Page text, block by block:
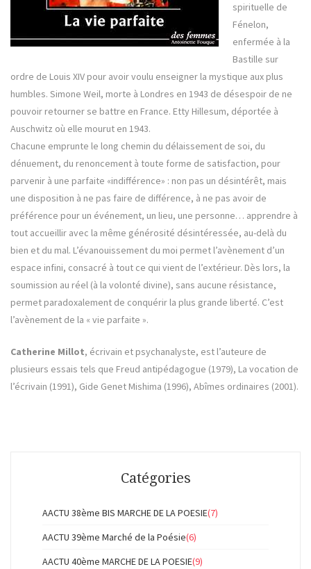
spirituelle de
Fénelon,
enfermée à la
Bastille sur
ordre de Louis XIV pour avoir voulu enseigner la mystique aux plus
humbles. Simone Weil, morte à Londres en 1943 de désespoir de ne
pouvoir retourner se battre en France. Etty Hillesum, déportée à
Auschwitz où elle mourut en 1943.
Chacune emprunte le long chemin du délaissement de soi, du
dénuement, du renoncement à toute forme de satisfaction, pour
parvenir à une parfaite «indifférence» : non pas un désintérêt, mais
une disposition à ne pas faire de différence, à ne pas avoir de
préférence pour un événement, un lieu, une personne… apprendre à
tout accueillir avec la même générosité désintéressée, au-delà du
bien et du mal. L’évanouissement du moi permet l’avènement d’un
espace infini, consacré à tout ce qui vient de l’extérieur. Dès lors, la
soumission au réel (à la volonté divine), sans aucune résistance,
permet paradoxalement de conquérir la plus grande liberté. C’est
l’avènement de la « vie parfaite ».
Catherine Millot, écrivain et psychanalyste, est l’auteure de
plusieurs essais tels que Freud antipédagogue (1979), La vocation de
l’écrivain (1991), Gide Genet Mishima (1996), Abîmes ordinaires (2001).
Catégories
AACTU 38ème BIS MARCHE DE LA POESIE(7)
AACTU 39ème Marché de la Poésie(6)
AACTU 40ème MARCHE DE LA POESIE(9)